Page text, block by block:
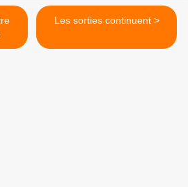
Les sorties continuent >